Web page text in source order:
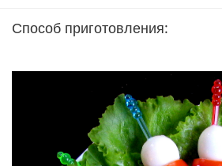
Способ приготовления: